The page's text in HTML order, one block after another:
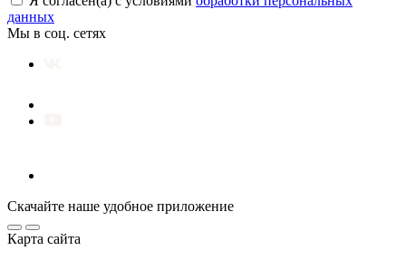
данных
Мы в соц. сетях
Скачайте наше удобное приложение
Карта сайта